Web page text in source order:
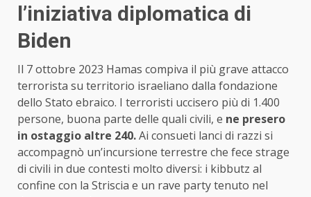
l’iniziativa diplomatica di
Biden
Il 7 ottobre 2023 Hamas compiva il più grave attacco
terrorista su territorio israeliano dalla fondazione
dello Stato ebraico. I terroristi uccisero più di 1.400
persone, buona parte delle quali civili, e ne presero
in ostaggio altre 240.Ai consueti lanci di razzi si
accompagnò un’incursione terrestre che fece strage
di civili in due contesti molto diversi: i kibbutz al
confine con la Striscia e un rave party tenuto nel